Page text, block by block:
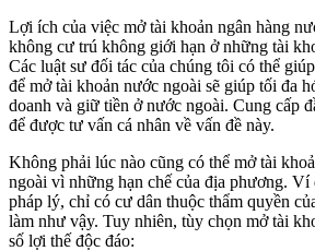
Lợi ích của việc mở tài khoản ngân hàng
không cư trú không giới hạn ở những tài
Các luật sư đối tác của chúng tôi có thể
để mở tài khoản nước ngoài sẽ giúp tối đa
doanh và giữ tiền ở nước ngoài. Cung cấp
để được tư vấn cá nhân về vấn đề này.
Không phải lúc nào cũng có thể mở tài
ngoài vì những hạn chế của địa phương.
pháp lý, chỉ có cư dân thuộc thẩm quyền
làm như vậy. Tuy nhiên, tùy chọn mở tài
số lợi thế độc đáo: